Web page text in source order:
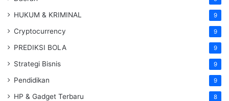
HUKUM & KRIMINAL 9
Cryptocurrency 9
PREDIKSI BOLA 9
Strategi Bisnis 9
Pendidikan 9
HP & Gadget Terbaru 8